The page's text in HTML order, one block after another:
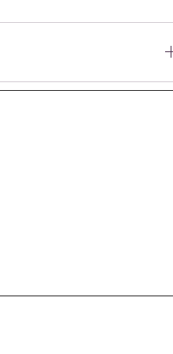
et affichés au
la créatrice Petit Poirier
14 jours. En savoir plus :